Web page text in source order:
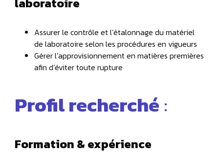
Assurer le contrôle et l’étalonnage du matériel
de laboratoire selon les procédures en vigueurs
Gérer l’approvisionnement en matières premières
afin d’éviter toute rupture
Profil recherché :
Formation & expérience